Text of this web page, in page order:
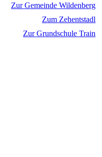
Zur Gemeinde Wildenberg
Zum Zehentstadl
Zur Grundschule Train